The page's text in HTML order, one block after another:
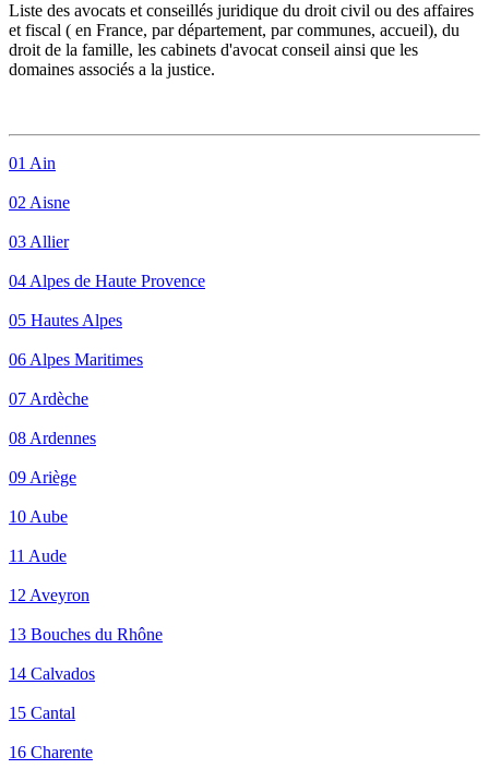
Liste des avocats et conseillés juridique du droit civil ou des affaires
et fiscal ( en France, par département, par communes, accueil), du
droit de la famille, les cabinets d'avocat conseil ainsi que les
domaines associés a la justice.
01 Ain
02 Aisne
03 Allier
04 Alpes de Haute Provence
05 Hautes Alpes
06 Alpes Maritimes
07 Ardèche
08 Ardennes
09 Ariège
10 Aube
11 Aude
12 Aveyron
13 Bouches du Rhône
14 Calvados
15 Cantal
16 Charente